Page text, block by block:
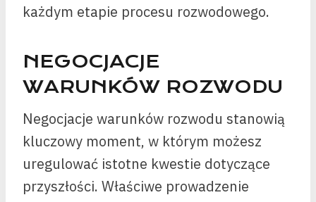
każdym etapie procesu rozwodowego.
NEGOCJACJE
WARUNKÓW ROZWODU
Negocjacje warunków rozwodu stanowią
kluczowy moment, w którym możesz
uregulować istotne kwestie dotyczące
przyszłości. Właściwe prowadzenie